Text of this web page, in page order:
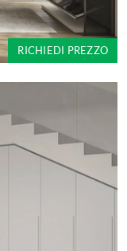
RICHIEDI PREZZO